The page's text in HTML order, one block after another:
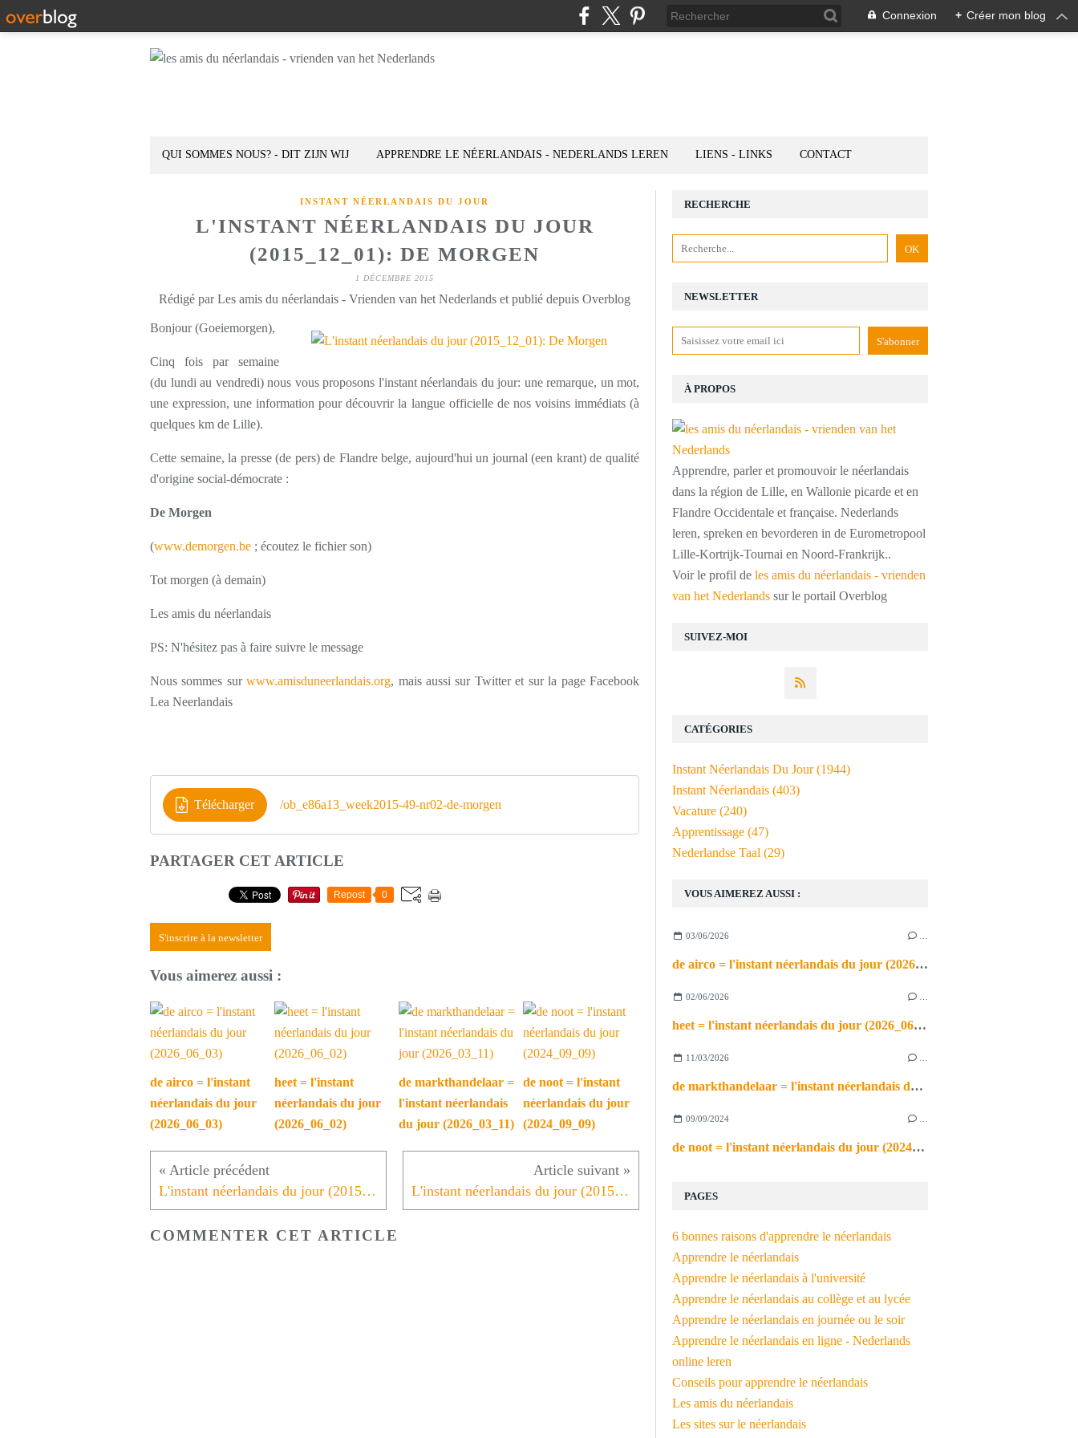
Connexion + Créer mon blog
QUI SOMMES NOUS? - DIT ZIJN WIJ APPRENDRE LE NÉERLANDAIS - NEDERLANDS LEREN LIENS - LINKS CONTACT
INSTANT NÉERLANDAIS DU JOUR
L'INSTANT NÉERLANDAIS DU JOUR
(2015_12_01): DE MORGEN
1 DÉCEMBRE 2015
Rédigé par Les amis du néerlandais - Vrienden van het Nederlands et publié depuis Overblog
Bonjour (Goeiemorgen),
Cinq fois par semaine
(du lundi au vendredi) nous vous proposons l'instant néerlandais du jour: une remarque, un mot,
une expression, une information pour découvrir la langue officielle de nos voisins immédiats (à
quelques km de Lille).
Cette semaine, la presse (de pers) de Flandre belge, aujourd'hui un journal (een krant) de qualité
d'origine social-démocrate :
De Morgen
(www.demorgen.be ; écoutez le fichier son)
Tot morgen (à demain)
Les amis du néerlandais
PS: N'hésitez pas à faire suivre le message
Nous sommes surwww.amisduneerlandais.org, mais aussi sur Twitter et sur la page Facebook
Lea Neerlandais
Télécharger /ob_e86a13_week2015-49-nr02-de-morgen
PARTAGER CET ARTICLE
Repost 0
S'inscrire à la newsletter
Vous aimerez aussi :
de airco = l'instant
néerlandais du jour
(2026_06_03)
heet = l'instant
néerlandais du jour
(2026_06_02)
de markthandelaar =
l'instant néerlandais
du jour (2026_03_11)
de noot = l'instant
néerlandais du jour
(2024_09_09)
L'instant néerlandais du jour (2015_11_30): De Standaard L'instant néerlandais du jour (2015_12_02): De Tijd
COMMENTER CET ARTICLE
NEWSLETTER
SUIVEZ-MOI
RECHERCHE
À PROPOS
Apprendre, parler et promouvoir le néerlandais
dans la région de Lille, en Wallonie picarde et en
Flandre Occidentale et française. Nederlands
leren, spreken en bevorderen in de Eurometropool
Lille-Kortrijk-Tournai en Noord-Frankrijk..
Voir le profil de les amis du néerlandais - vrienden
van het Nederlands sur le portail Overblog
VOUS AIMEREZ AUSSI :
03/06/2026
de airco = l'instant néerlandais du jour (2026_06_03)
02/06/2026
heet = l'instant néerlandais du jour (2026_06_02)
11/03/2026
de markthandelaar = l'instant néerlandais du jour (2026_03_11)
09/09/2024
de noot = l'instant néerlandais du jour (2024_09_09)
PAGES
6 bonnes raisons d'apprendre le néerlandais
Apprendre le néerlandais
Apprendre le néerlandais à l'université
Apprendre le néerlandais au collège et au lycée
Apprendre le néerlandais en journée ou le soir
Apprendre le néerlandais en ligne - Nederlands
online leren
Conseils pour apprendre le néerlandais
Les amis du néerlandais
Les sites sur le néerlandais
CATÉGORIES
Instant Néerlandais Du Jour(1944)
Instant Néerlandais (403)
Vacature (240)
Apprentissage (47)
Nederlandse Taal (29)